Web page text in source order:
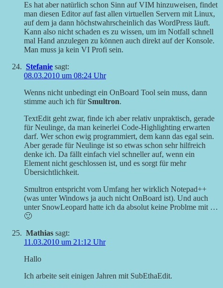
Es hat aber natürlich schon Sinn auf VIM hinzuweisen, findet
man diesen Editor auf fast allen virtuellen Servern mit Linux,
auf dem ja dann höchstwahrscheinlich das WordPress läuft.
Kann also nicht schaden es zu wissen, um im Notfall schnell
mal Hand anzulegen zu können auch direkt auf der Konsole.
Man muss ja kein VI Profi sein.
Stefanie sagt:
08.03.2010 um 08:24 Uhr
Wenns nicht unbedingt ein OnBoard Tool sein muss, dann
stimme auch ich fürSmultron.
TextEdit geht zwar, finde ich aber relativ unpraktisch, gerade
für Neulinge, da man keinerlei Code-Highlighting erwarten
darf. Wer schon ewig programmiert, dem kann das egal sein.
Aber gerade für Neulinge ist so etwas schon sehr hilfreich
denke ich. Da fällt einfach viel schneller auf, wenn ein
Element nicht geschlossen ist, und es sorgt für mehr
Übersichtlichkeit.
Smultron entspricht vom Umfang her wirklich Notepad++
(was unter Windows ja auch nicht OnBoard ist). Und auch
unter SnowLeopard hatte ich da absolut keine Problme mit …
🙂
Mathias sagt:
11.03.2010 um 21:12 Uhr
Hallo
Ich arbeite seit einigen Jahren mit SubEthaEdit.